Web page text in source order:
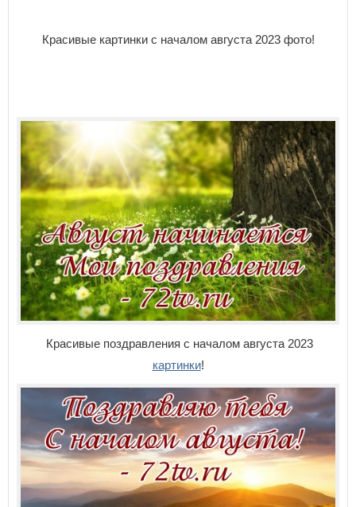
Красивые картинки с началом августа 2023 фото!
Красивые поздравления с началом августа 2023
картинки!